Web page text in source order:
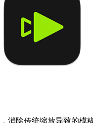
消除传统缩放导致的模